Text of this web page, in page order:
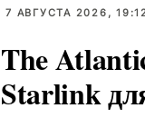
7 АВГУСТА 2026,
The
Starlink